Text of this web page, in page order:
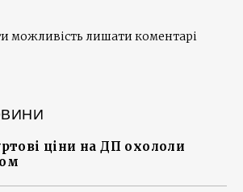
можливість лишати коментарі
ціни на ДП охололи